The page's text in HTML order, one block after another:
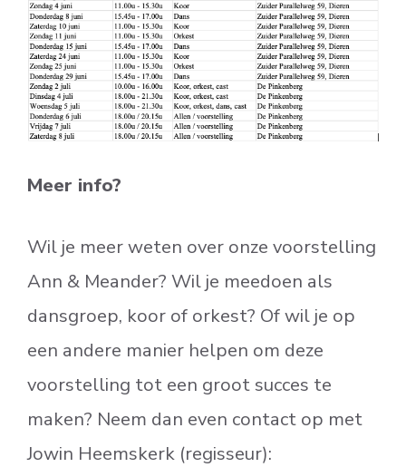
Meer info?
Wil je meer weten over onze voorstelling
Ann & Meander? Wil je meedoen als
dansgroep, koor of orkest? Of wil je op
een andere manier helpen om deze
voorstelling tot een groot succes te
maken? Neem dan even contact op met
Jowin Heemskerk (regisseur):